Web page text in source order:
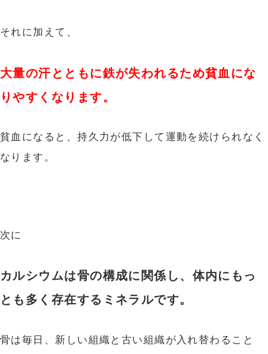
それに加えて、
大量の汗とともに鉄が失われるため貧血にな
りやすくなります。
貧血になると、持久力が低下して運動を続けられなく
なります。
次に
カルシウムは骨の構成に関係し、体内にもっ
とも多く存在するミネラルです。
骨は毎日、新しい組織と古い組織が入れ替わること